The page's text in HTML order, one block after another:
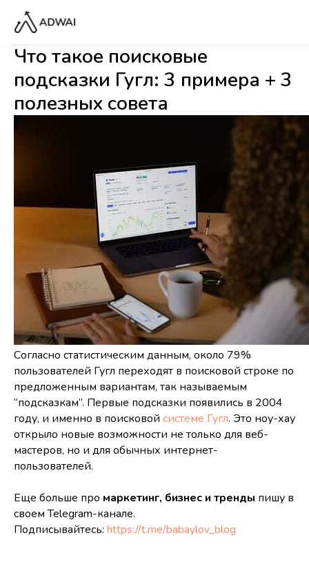
Что такое поисковые
подсказки Гугл: 3 примера + 3
полезных совета
Согласно статистическим данным, около 79%
пользователей Гугл переходят в поисковой строке по
предложенным вариантам, так называемым
“подсказкам”. Первые подсказки появились в 2004
году, и именно в поисковой системе Гугл. Это ноу-хау
открыло новые возможности не только для веб-
мастеров, но и для обычных интернет-
пользователей.
Еще больше про маркетинг, бизнес и тренды пишу в
своем Telegram-канале.
Подписывайтесь: https://t.me/babaylov_blog